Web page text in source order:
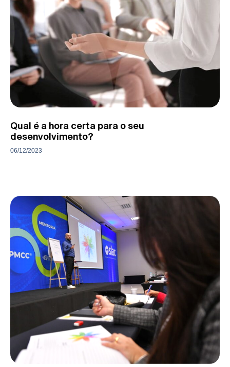
Qual é a hora certa para o seu
desenvolvimento?
06/12/2023